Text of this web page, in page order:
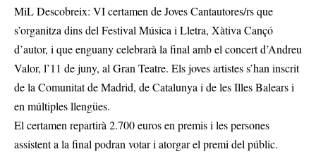
MiL Descobreix: VI certamen de Joves Cantautores/rs que
s’organitza dins del Festival Música i Lletra, Xàtiva Cançó
d’autor, i que enguany celebrarà la final amb el concert d’Andreu
Valor, l’11 de juny, al Gran Teatre. Els joves artistes s’han inscrit
de la Comunitat de Madrid, de Catalunya i de les Illes Balears i
en múltiples llengües.
El certamen repartirà 2.700 euros en premis i les persones
assistent a la final podran votar i atorgar el premi del públic.